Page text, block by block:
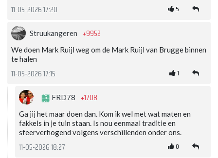
11-05-2026 17:20 5
Struukangeren +9952
We doen Mark Ruijl weg om de Mark Ruijl van Brugge binnen
te halen
11-05-2026 17:15 1
FRD78 +1708
Ga jij het maar doen dan. Kom ik wel met wat maten en
fakkels in je tuin staan. Is nou eenmaal traditie en
sfeerverhogend volgens verschillenden onder ons.
11-05-2026 18:27 0